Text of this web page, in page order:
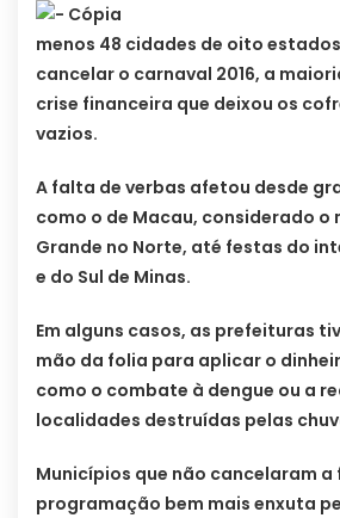
menos 48 cidades de oito
cancelar o carnaval 2016, a
crise financeira que deixou os
vazios.
A falta de verbas afetou desde
como o de Macau, considerado o
Grande no Norte, até festas do
e do Sul de Minas.
Em alguns casos, as prefeituras
mão da folia para aplicar o
como o combate à dengue ou a
localidades destruídas pelas
Municípios que não cancelaram
programação bem mais enxuta